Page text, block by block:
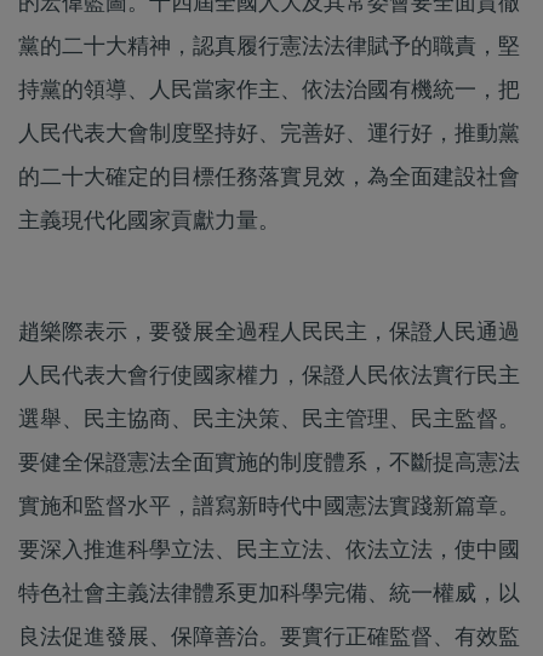
黨的二十大精神，認真履行憲法法律賦予的職責，堅
持黨的領導、人民當家作主、依法治國有機統一，把
人民代表大會制度堅持好、完善好、運行好，推動黨
的二十大確定的目標任務落實見效，為全面建設社會
主義現代化國家貢獻力量。
趙樂際表示，要發展全過程人民民主，保證人民通過
人民代表大會行使國家權力，保證人民依法實行民主
選舉、民主協商、民主決策、民主管理、民主監督。
要健全保證憲法全面實施的制度體系，不斷提高憲法
實施和監督水平，譜寫新時代中國憲法實踐新篇章。
要深入推進科學立法、民主立法、依法立法，使中國
特色社會主義法律體系更加科學完備、統一權威，以
良法促進發展、保障善治。要實行正確監督、有效監